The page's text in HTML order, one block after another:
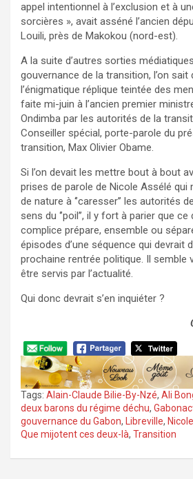
appel intentionnel à l’exclusion et à
sorcières », avait asséné l’ancien
Louili, près de Makokou (nord-est).
A la suite d’autres sorties
gouvernance de la transition, l’on sait
l’énigmatique réplique teintée des
faite mi-juin à l’ancien premier
Ondimba par les autorités de la
Conseiller spécial, porte-parole du
transition, Max Olivier Obame.
Si l’on devait les mettre bout à bout
prises de parole de Nicole Assélé qui
de nature à ‘’caresser’’ les autorités
sens du ‘’poil’’, il y fort à parier que
complice prépare, ensemble ou
épisodes d’une séquence qui devrait
prochaine rentrée politique. Il semble
être servis par l’actualité.
Qui donc devrait s’en inquiéter ?
Tags: Alain-Claude Bilie-By-Nzé, Ali
deux barons du régime déchu,
gouvernance du Gabon, Libreville,
Que mijotent ces deux-là, Transition